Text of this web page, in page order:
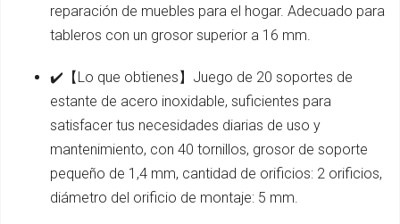
reparación de muebles para el hogar. Adecuado para
tableros con un grosor superior a 16 mm.
✔️【Lo que obtienes】Juego de 20 soportes de
estante de acero inoxidable, suficientes para
satisfacer tus necesidades diarias de uso y
mantenimiento, con 40 tornillos, grosor de soporte
pequeño de 1,4 mm, cantidad de orificios: 2 orificios,
diámetro del orificio de montaje: 5 mm.